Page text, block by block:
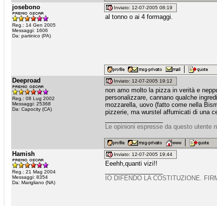
josebono
Reg.: 14 Gen 2005
Messaggi: 1606
Da: partinico (PA)
Inviato: 12-07-2005 08:19
al tonno o ai 4 formaggi.
Deeproad
Reg.: 08 Lug 2002
Messaggi: 25368
Da: Capocity (CA)
Inviato: 12-07-2005 19:12
non amo molto la pizza in verità e
personalizzare, cannano qualche
mozzarella, uovo (fatto come nella
pizzerie, ma wurstel affumicati di una
Le opinioni espresse da questo utente
Hamish
Reg.: 21 Mag 2004
Messaggi: 8354
Da: Marigliano (NA)
Inviato: 12-07-2005 19:44
Eeehh,quanti vizi!!
IO DIFENDO LA COSTITUZIONE.